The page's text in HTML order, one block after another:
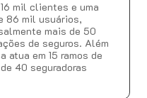
mil clientes e uma
86 mil usuários,
mais de 50
de seguros. Além
atua em 15 ramos de
40 seguradoras